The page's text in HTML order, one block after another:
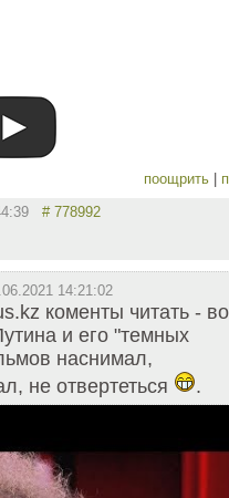
поощрить |
# 778992
14:21:02
коменты читать -
и его "темных
наснимал,
не отвертеться
.